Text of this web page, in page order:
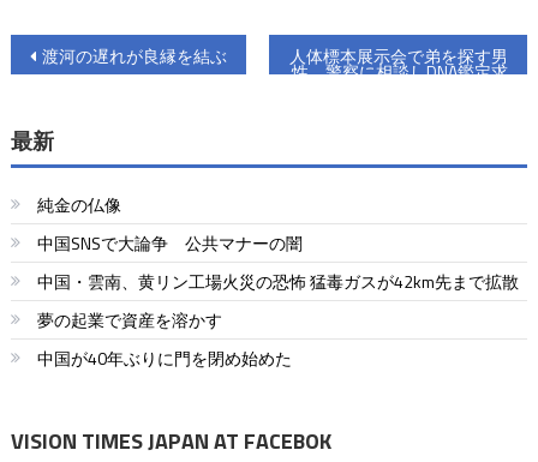
投
ナ
ビ
ゲ
ー
シ
ョ
渡河の遅れが良縁を結ぶ 人体標本展示会で弟を探す男
性 警察に相談しDNA鑑定求
最新
純金の仏像
中国SNSで大論争 公共マナーの闇
中国・雲南、黄リン工場火災の恐怖 猛毒ガスが42km先まで拡散
夢の起業で資産を溶かす
中国が40年ぶりに門を閉め始めた
VISION TIMES JAPAN AT FACEBOK